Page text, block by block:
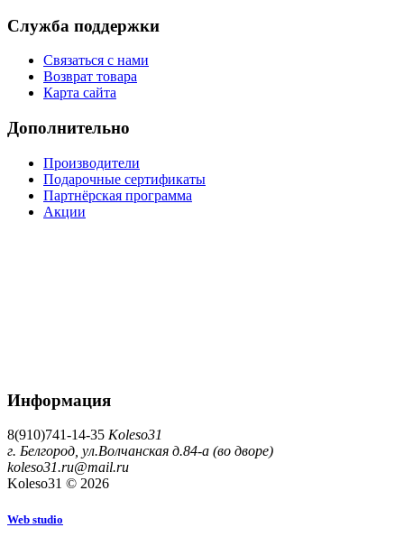
Служба поддержки
Связаться с нами
Возврат товара
Карта сайта
Дополнительно
Производители
Подарочные сертификаты
Партнёрская программа
Акции
Информация
8(910)741-14-35 Koleso31
г. Белгород, ул.Волчанская д.84-а (во дворе)
koleso31.ru@mail.ru
Koleso31 © 2026
Web studio